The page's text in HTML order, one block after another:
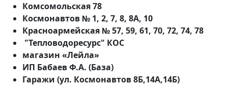
Комсомольская 78
Космонавтов № 1, 2, 7, 8, 8А, 10
Красноармейская № 57, 59, 61, 70, 72, 74, 78
"Тепловодоресурс" КОС
магазин «Лейла»
ИП Бабаев Ф.А. (База)
Гаражи (ул. Космонавтов 8Б,14А,14Б)